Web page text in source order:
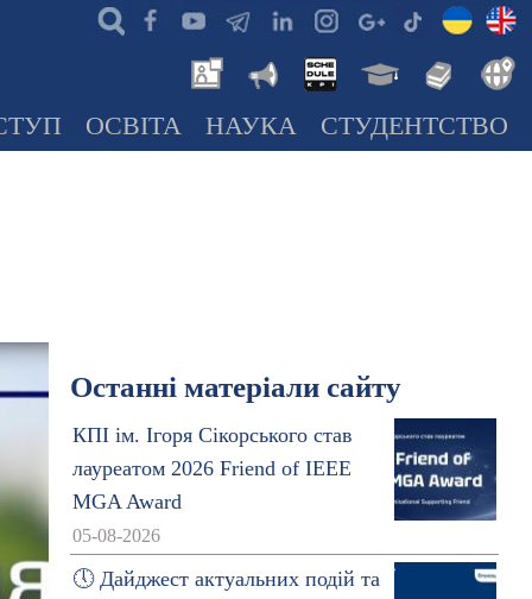
ОСВІТА НАУКА СТУДЕНТСТВО
Останні матеріали сайту
КПІ ім. Ігоря Сікорського став
лауреатом 2026 Friend of IEEE
MGA Award
05-08-2026
🕔 Дайджест актуальних подій та